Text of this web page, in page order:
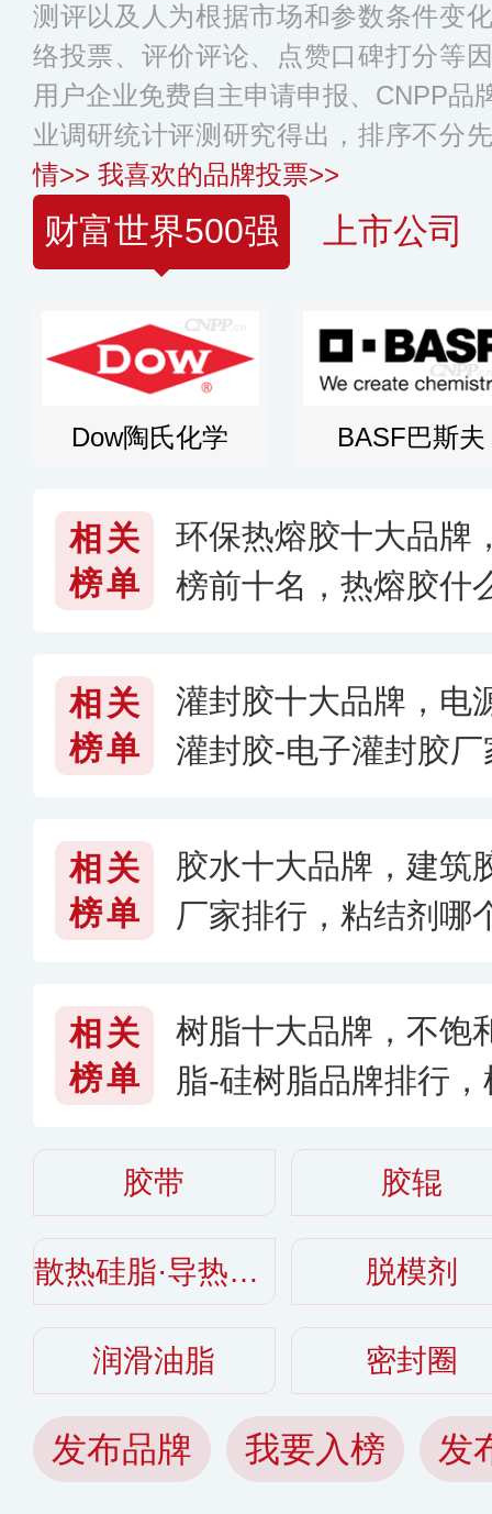
测评以及人为根据市场和参数条件变
络投票、评价评论、点赞口碑打分等
用户企业免费自主申请申报、CNPP品
业调研统计评测研究得出，排序不分
情>> 我喜欢的品牌投票>>
财富世界500强 上市公司
Dow陶氏化学 BASF巴斯夫
相关
榜单
环保热熔胶十大品牌
榜前十名，热熔胶什
相关
榜单
灌封胶十大品牌，电
灌封胶-电子灌封胶
相关
榜单
胶水十大品牌，建筑
厂家排行，粘结剂哪
相关
榜单
树脂十大品牌，不饱
脂-硅树脂品牌排行
胶带 胶辊
散热硅脂·导热硅脂 脱模剂
润滑油脂 密封圈
发布品牌 我要入榜 发